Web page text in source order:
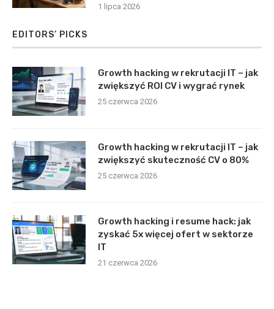
1 lipca 2026
EDITORS’ PICKS
Growth hacking w rekrutacji IT – jak
zwiększyć ROI CV i wygrać rynek
25 czerwca 2026
Growth hacking w rekrutacji IT – jak
zwiększyć skuteczność CV o 80%
25 czerwca 2026
Growth hacking i resume hack: jak
zyskać 5x więcej ofert w sektorze
IT
21 czerwca 2026